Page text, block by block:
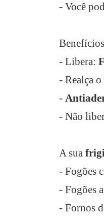
- Você
- Libera:
- Realça
-
- Não
A sua
- Fogões
- Fogões
- Fornos